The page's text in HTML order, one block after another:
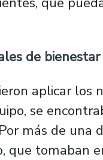
de bienestar
aplicar los
se
más de una
que tomaban